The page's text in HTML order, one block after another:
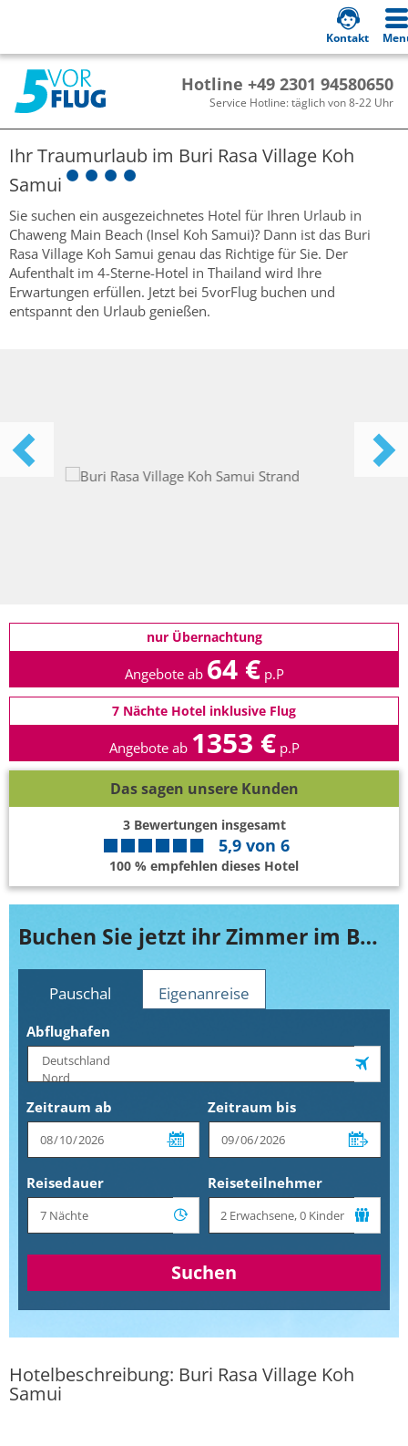
Hotline +49 2301 94580650
Service Hotline: täglich von 8-22 Uhr
Kontakt
Ihr Traumurlaub im Buri Rasa Village Koh
Samui
Sie suchen ein ausgezeichnetes Hotel für Ihren Urlaub in
Chaweng Main Beach (Insel Koh Samui)? Dann ist das Buri
Rasa Village Koh Samui genau das Richtige für Sie. Der
Aufenthalt im 4-Sterne-Hotel in Thailand wird Ihre
Erwartungen erfüllen. Jetzt bei 5vorFlug buchen und
entspannt den Urlaub genießen.
nur Übernachtung
Angebote ab 64 € p.P
7 Nächte Hotel inklusive Flug
Angebote ab 1353 € p.P
Das sagen unsere Kunden
3Bewertungen insgesamt
5,9 von 6
100 % empfehlen dieses Hotel
Buchen Sie jetzt ihr Zimmer im Buri Rasa Village Koh Samui
Pauschal Eigenanreise
Abflughafen
Zeitraum ab Zeitraum bis
Reisedauer Reiseteilnehmer
Suchen
Hotelbeschreibung: Buri Rasa Village Koh
Samui